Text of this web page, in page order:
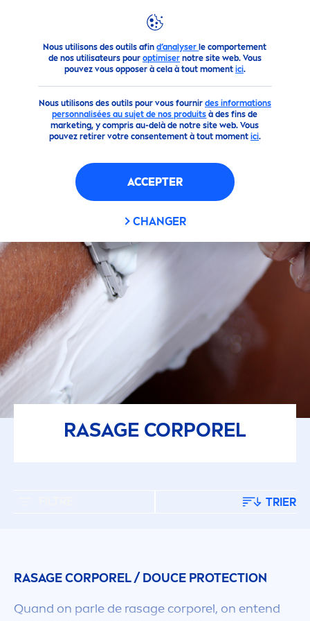
Nous utilisons des outils afind’analyser le comportement
de nos utilisateurs pour optimisernotre site web. Vous
pouvez vous opposer à cela à tout moment ici.
Nous utilisons des outils pour vous fournir des informations
personnalisées au sujet de nos produits à des fins de
marketing, y compris au-delà de notre site web. Vous
pouvez retirer votre consentement à tout moment ici.
ACCEPTER
CHANGER
RASAGE CORPOREL
TRIER
FILTRES SÉLECTIONNÉS
RASAGE CORPOREL / DOUCE PROTECTION
Quand on parle de rasage corporel, on entend